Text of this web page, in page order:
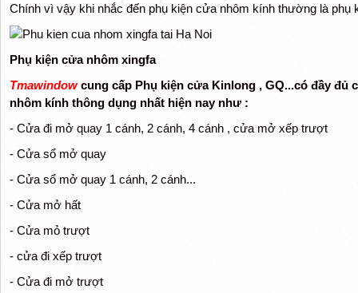
Chính vì vậy khi nhắc đến phụ kiện cửa nhôm kính thường là phụ
Phụ kiện cửa nhôm xingfa
Tmawindowcung cấp Phụ kiện cửa Kinlong , GQ...có đầy đủ
nhôm kính thông dụng nhất hiện nay như :
- Cửa đi mở quay 1 cánh, 2 cánh, 4 cánh , cửa mở xếp trượt
- Cửa sổ mở quay
- Cửa sổ mở quay 1 cánh, 2 cánh...
- Cửa mở hất
- Cửa mỏ trượt
- cửa đi xếp trượt
- Cửa đi mở trượt